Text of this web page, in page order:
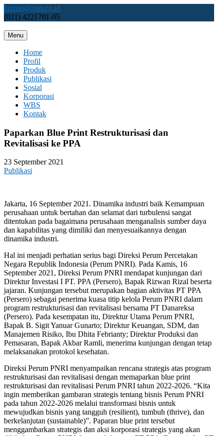
Skip
to
humas@pnri.co.id
(021) 4221701-05
Perum PNRI
Menu
Home
Profil
Produk
Publikasi
Sosial
Korporasi
WBS
Kontak
Paparkan Blue Print Restrukturisasi dan
Revitalisasi ke PPA
23 September 2021
Publikasi
Jakarta, 16 September 2021. Dinamika industri baik Kemampuan
perusahaan untuk bertahan dan selamat dari turbulensi sangat
ditentukan pada bagaimana perusahaan menganalisis sumber daya
dan kapabilitas yang dimiliki dan menyesuaikannya dengan
dinamika industri.
Hal ini menjadi perhatian serius bagi Direksi Perum Percetakan
Negara Republik Indonesia (Perum PNRI). Pada Kamis, 16
September 2021, Direksi Perum PNRI mendapat kunjungan dari
Direktur Investasi I PT. PPA (Persero), Bapak Rizwan Rizal beserta
jajaran. Kunjungan tersebut merupakan bagian aktivitas PT PPA
(Persero) sebagai penerima kuasa titip kelola Perum PNRI dalam
program restrukturisasi dan revitalisasi bersama PT Danareksa
(Persero). Pada kesempatan itu, Direktur Utama Perum PNRI,
Bapak B. Sigit Yanuar Gunarto; Direktur Keuangan, SDM, dan
Manajemen Risiko, Ibu Dhita Febrianty; Direktur Produksi dan
Pemasaran, Bapak Akbar Ramli, menerima kunjungan dengan tetap
melaksanakan protokol kesehatan.
Direksi Perum PNRI menyampaikan rencana strategis atas program
restrukturisasi dan revitalisasi dengan memaparkan blue print
restrukturisasi dan revitalisasi Perum PNRI tahun 2022-2026. “Kita
ingin memberikan gambaran strategis tentang bisnis Perum PNRI
pada tahun 2022-2026 melalui transformasi bisnis untuk
mewujudkan bisnis yang tangguh (resilient), tumbuh (thrive), dan
berkelanjutan (sustainable)”. Paparan blue print tersebut
menggambarkan strategis dan aksi korporasi strategis yang akan